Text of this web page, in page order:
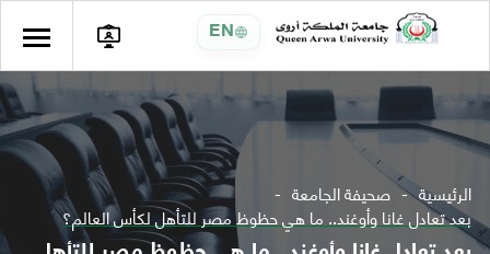
EN
الرئيسية صحيفة الجامعة
بعد تعادل غانا وأوغند.. ما هي حظوظ مصر للتأهل لكأس العالم؟